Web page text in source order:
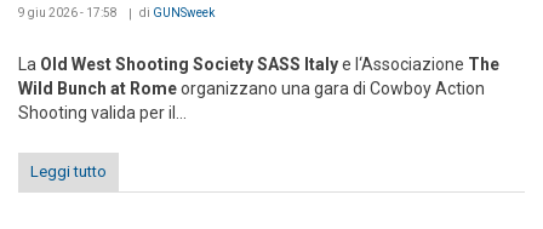
9 giu 2026 - 17:58 di GUNSweek
La Old West Shooting Society SASS Italye l‘Associazione The
Wild Bunch at Romeorganizzano una gara di Cowboy Action
Shooting valida per il...
Leggi tutto